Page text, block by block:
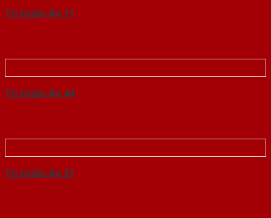
Tủ Quần Áo 11
Tủ Quần Áo 44
Tủ Quần Áo 31